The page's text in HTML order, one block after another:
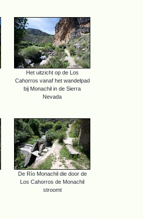
Het uitzicht op de Los
Cahorros vanaf het wandelpad
bij Monachil in de Sierra
Nevada
De Río Monachil die door de
Los Cahorros de Monachil
stroomt